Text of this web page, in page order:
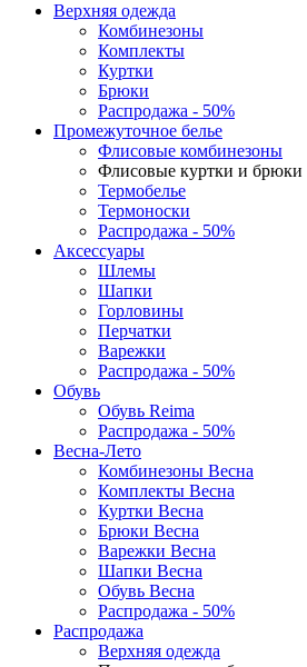
Верхняя одежда
Комбинезоны
Комплекты
Куртки
Брюки
Распродажа - 50%
Промежуточное белье
Флисовые комбинезоны
Флисовые куртки и брюки
Термобелье
Термоноски
Распродажа - 50%
Аксессуары
Шлемы
Шапки
Горловины
Перчатки
Варежки
Распродажа - 50%
Обувь
Обувь Reima
Распродажа - 50%
Весна-Лето
Комбинезоны Весна
Комплекты Весна
Куртки Весна
Брюки Весна
Варежки Весна
Шапки Весна
Обувь Весна
Распродажа - 50%
Распродажа
Верхняя одежда